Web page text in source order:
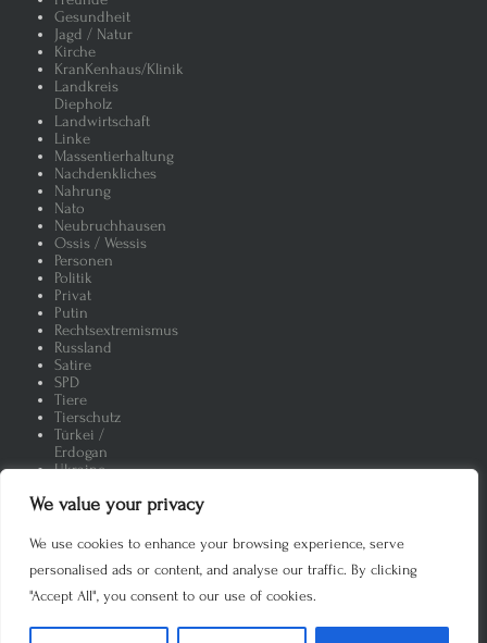
We value your privacy
We use cookies to enhance your browsing experience, serve
personalised ads or content, and analyse our traffic. By clicking
"Accept All", you consent to our use of cookies.
Gesundheit
Jagd / Natur
Kirche
KranKenhaus/Klinik
Landkreis
Diepholz
Landwirtschaft
Linke
Massentierhaltung
Nachdenkliches
Nahrung
Nato
Neubruchhausen
Ossis / Wessis
Personen
Politik
Privat
Putin
Rechtsextremismus
Russland
Satire
SPD
Tiere
Tierschutz
Türkei /
Erdogan
Ukraine
Uncategorized
Vegetarisch
Wortspiele
Copyright 2020. All rights reserved. Private Nutzung mit Angabe des
Autors. Öffentlich, auch auszugsweise, nur mit Genehmigung des